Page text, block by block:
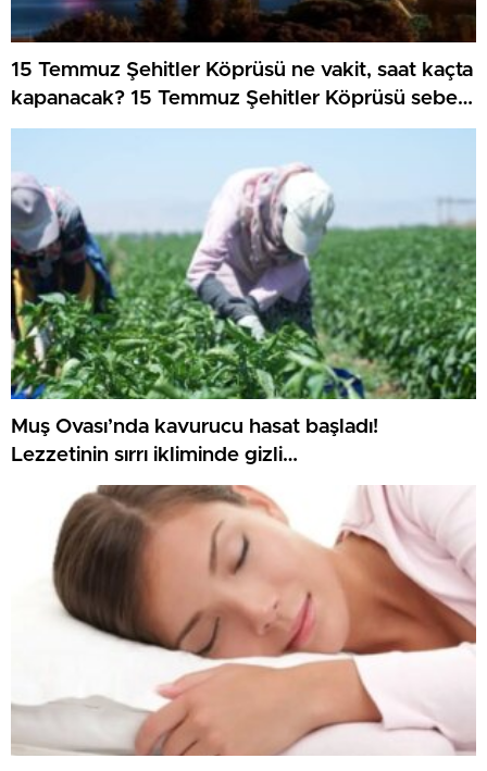
15 Temmuz Şehitler Köprüsü ne vakit, saat kaçta
kapanacak? 15 Temmuz Şehitler Köprüsü sebep
kapanacak, alternatif güzergahlar neresi olacak?
Muş Ovası’nda kavurucu hasat başladı!
Lezzetinin sırrı ikliminde gizli…